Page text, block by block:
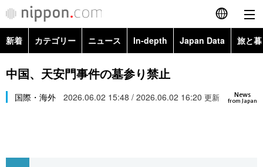
English
繁體字
新着 カテゴリー ニュース In-depth Japan Data 旅と
政治・外交
経済・ビジネス
社会
Images
中国、天安門事件の墓参り禁止
News
from Japan
国際・海外 2026.06.02 15:48 / 2026.06.02 16:20 更新